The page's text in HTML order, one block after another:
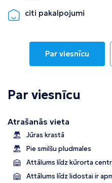
citi pakalpojumi
Par viesnīcu
Par viesnīcu
Atrašanās vieta
Jūras krastā
Pie smilšu pludmales
Attālums līdz kūrorta
Attālums līdz lidostai ir